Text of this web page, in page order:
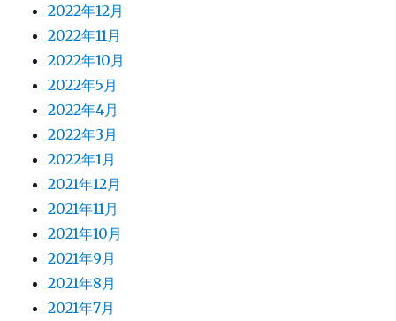
2022年12月
2022年11月
2022年10月
2022年5月
2022年4月
2022年3月
2022年1月
2021年12月
2021年11月
2021年10月
2021年9月
2021年8月
2021年7月